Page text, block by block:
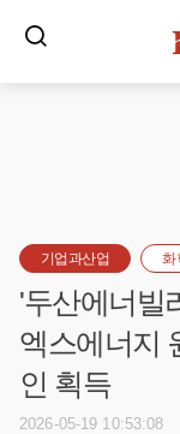
기업과산업 화
'두산에너빌
엑스에너지
인 획득
2026-05-19 10:53:08